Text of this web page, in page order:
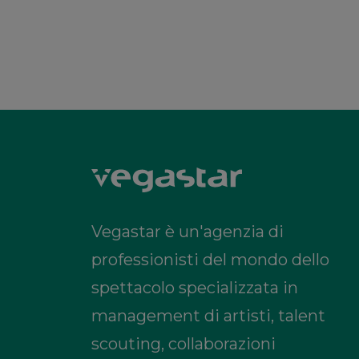
Vegastar è un'agenzia di
professionisti del mondo dello
spettacolo specializzata in
management di artisti, talent
scouting, collaborazioni